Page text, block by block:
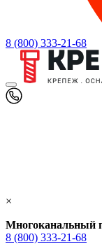
8 (800) 333-21-68
×
Многоканальный
8 (800) 333‑21-68